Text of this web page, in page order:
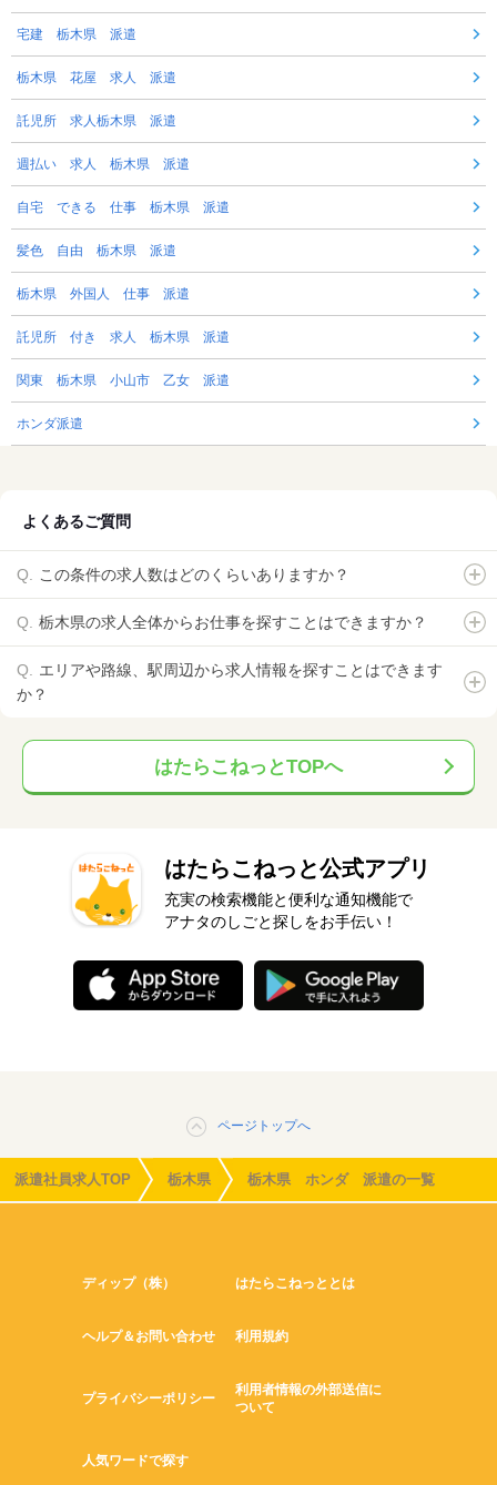
宅建 栃木県 派遣
栃木県 花屋 求人 派遣
託児所 求人栃木県 派遣
週払い 求人 栃木県 派遣
自宅 できる 仕事 栃木県 派遣
髪色 自由 栃木県 派遣
栃木県 外国人 仕事 派遣
託児所 付き 求人 栃木県 派遣
関東 栃木県 小山市 乙女 派遣
ホンダ派遣
よくあるご質問
この条件の求人数はどのくらいありますか？
栃木県の求人全体からお仕事を探すことはできますか？
エリアや路線、駅周辺から求人情報を探すことはできます
か？
はたらこねっとTOPへ
はたらこねっと公式アプリ
充実の検索機能と便利な通知機能で
アナタのしごと探しをお手伝い！
ページトップへ
派遣社員求人TOP 栃木県 栃木県 ホンダ 派遣の一覧
ディップ（株） はたらこねっととは
ヘルプ＆お問い合わせ 利用規約
プライバシーポリシー
利用者情報の外部送信に
ついて
人気ワードで探す